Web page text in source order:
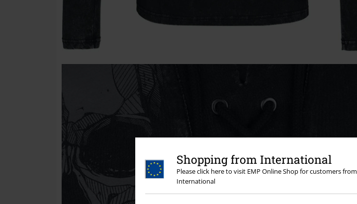
Shopping from International
Please click here to visit EMP Online Shop for customers from
International